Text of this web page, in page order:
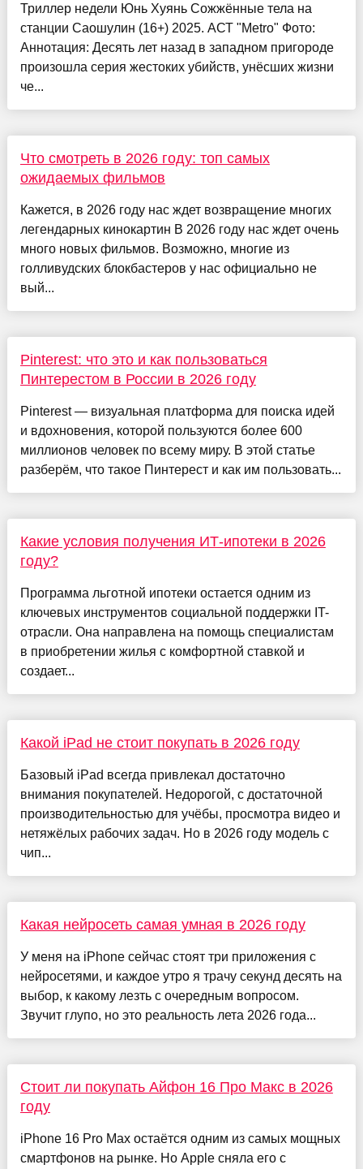
Триллер недели Юнь Хуянь Сожжённые тела на
станции Саошулин (16+) 2025. АСТ "Metro" Фото:
Аннотация: Десять лет назад в западном пригороде
произошла серия жестоких убийств, унёсших жизни
че...
Что смотреть в 2026 году: топ самых
ожидаемых фильмов
Кажется, в 2026 году нас ждет возвращение многих
легендарных кинокартин В 2026 году нас ждет очень
много новых фильмов. Возможно, многие из
голливудских блокбастеров у нас официально не
вый...
Pinterest: что это и как пользоваться
Пинтерестом в России в 2026 году
Pinterest — визуальная платформа для поиска идей
и вдохновения, которой пользуются более 600
миллионов человек по всему миру. В этой статье
разберём, что такое Пинтерест и как им пользовать...
Какие условия получения ИТ-ипотеки в 2026
году?
Программа льготной ипотеки остается одним из
ключевых инструментов социальной поддержки IT-
отрасли. Она направлена на помощь специалистам
в приобретении жилья с комфортной ставкой и
создает...
Какой iPad не стоит покупать в 2026 году
Базовый iPad всегда привлекал достаточно
внимания покупателей. Недорогой, с достаточной
производительностью для учёбы, просмотра видео и
нетяжёлых рабочих задач. Но в 2026 году модель с
чип...
Какая нейросеть самая умная в 2026 году
У меня на iPhone сейчас стоят три приложения с
нейросетями, и каждое утро я трачу секунд десять на
выбор, к какому лезть с очередным вопросом.
Звучит глупо, но это реальность лета 2026 года...
Стоит ли покупать Айфон 16 Про Макс в 2026
году
iPhone 16 Pro Max остаётся одним из самых мощных
смартфонов на рынке. Но Apple сняла его с